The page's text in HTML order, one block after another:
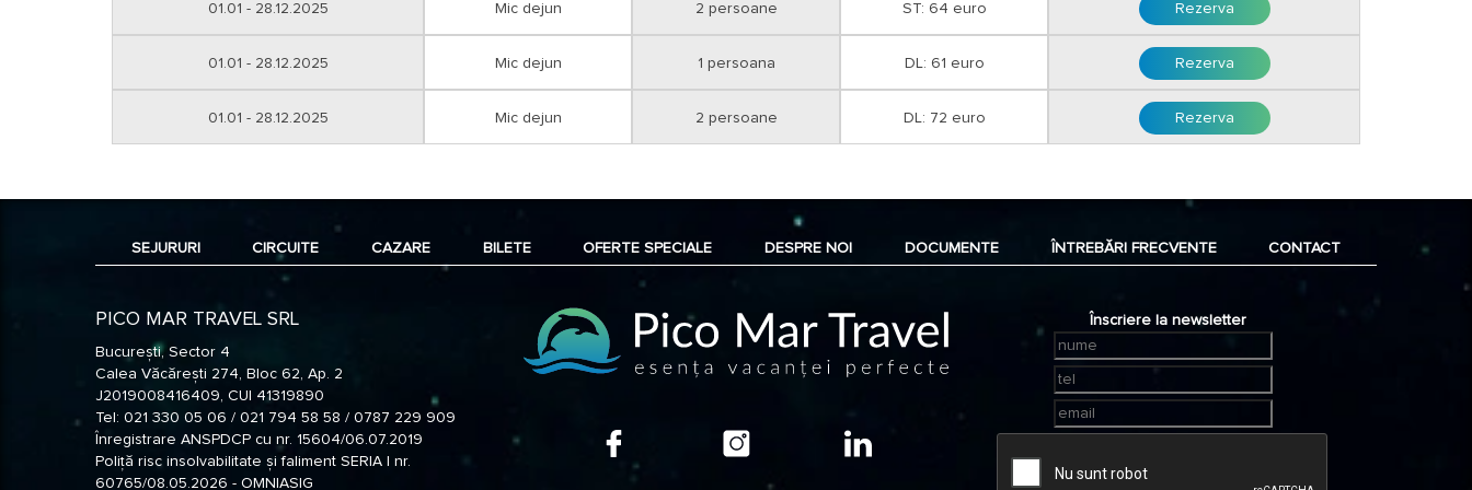
01.01 - 28.12.2025 Mic dejun 2 persoane ST: 64 euro Rezerva
01.01 - 28.12.2025 Mic dejun 1 persoana DL: 61 euro Rezerva
01.01 - 28.12.2025 Mic dejun 2 persoane DL: 72 euro Rezerva
SEJURURI CIRCUITE CAZARE BILETE OFERTE SPECIALE DESPRE NOI DOCUMENTE ÎNTREBĂRI FRECVENTE CONTACT
PICO MAR TRAVEL SRL
București, Sector 4
Calea Văcărești 274, Bloc 62, Ap. 2
J2019008416409, CUI 41319890
Tel: 021 330 05 06 / 021 794 58 58 / 0787 229 909
Înregistrare ANSPDCP cu nr. 15604/06.07.2019
Poliță risc insolvabilitate și faliment SERIA I nr.
60765/08.05.2026 - OMNIASIG
Înscriere la newsletter